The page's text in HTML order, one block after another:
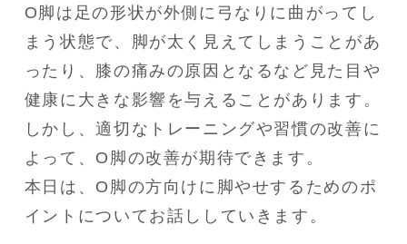
O脚は足の形状が外側に弓なりに曲がってし
まう状態で、脚が太く見えてしまうことがあ
ったり、膝の痛みの原因となるなど見た目や
健康に大きな影響を与えることがあります。
しかし、適切なトレーニングや習慣の改善に
よって、O脚の改善が期待できます。
本日は、O脚の方向けに脚やせするためのポ
イントについてお話ししていきます。